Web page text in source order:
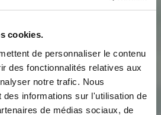
cookies.
de personnaliser le contenu
des fonctionnalités relatives aux
notre trafic. Nous
des informations sur l'utilisation de
de médias sociaux, de